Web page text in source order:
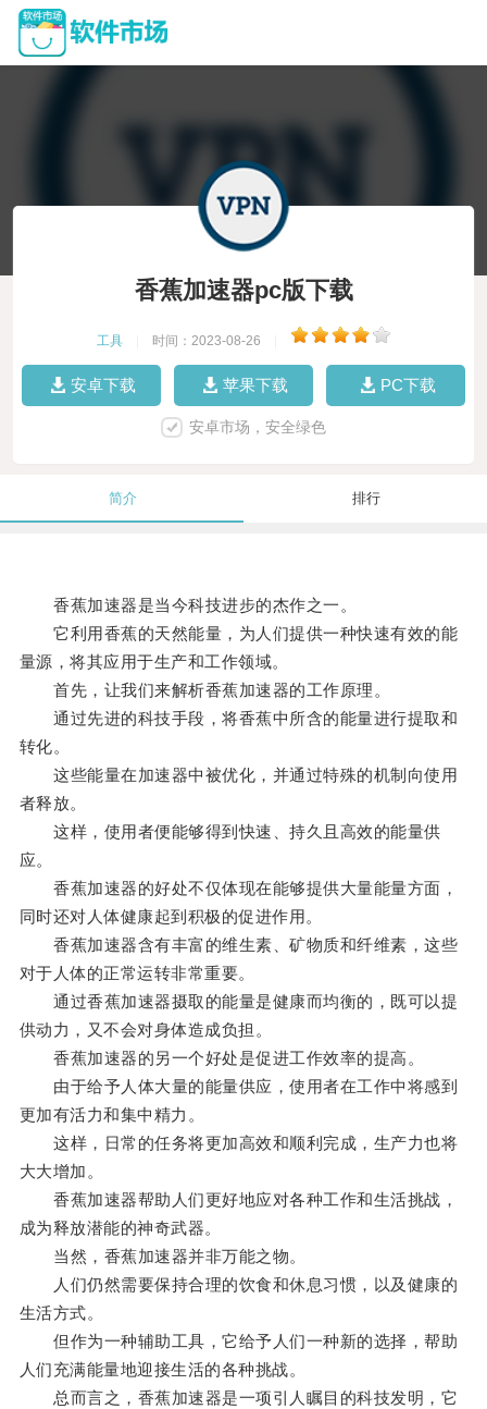
香蕉加速器pc版下载
工具 时间：2023-08-26
安卓下载 苹果下载 PC下载
安卓市场，安全绿色
简介 排行
香蕉加速器是当今科技进步的杰作之一。
它利用香蕉的天然能量，为人们提供一种快速有效的能
量源，将其应用于生产和工作领域。
首先，让我们来解析香蕉加速器的工作原理。
通过先进的科技手段，将香蕉中所含的能量进行提取和
转化。
这些能量在加速器中被优化，并通过特殊的机制向使用
者释放。
这样，使用者便能够得到快速、持久且高效的能量供
应。
香蕉加速器的好处不仅体现在能够提供大量能量方面，
同时还对人体健康起到积极的促进作用。
香蕉加速器含有丰富的维生素、矿物质和纤维素，这些
对于人体的正常运转非常重要。
通过香蕉加速器摄取的能量是健康而均衡的，既可以提
供动力，又不会对身体造成负担。
香蕉加速器的另一个好处是促进工作效率的提高。
由于给予人体大量的能量供应，使用者在工作中将感到
更加有活力和集中精力。
这样，日常的任务将更加高效和顺利完成，生产力也将
大大增加。
香蕉加速器帮助人们更好地应对各种工作和生活挑战，
成为释放潜能的神奇武器。
当然，香蕉加速器并非万能之物。
人们仍然需要保持合理的饮食和休息习惯，以及健康的
生活方式。
但作为一种辅助工具，它给予人们一种新的选择，帮助
人们充满能量地迎接生活的各种挑战。
总而言之，香蕉加速器是一项引人瞩目的科技发明，它